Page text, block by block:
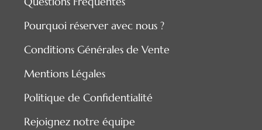
Pourquoi réserver avec nous ?
Conditions Générales de Vente
Mentions Légales
Politique de Confidentialité
Rejoignez notre équipe